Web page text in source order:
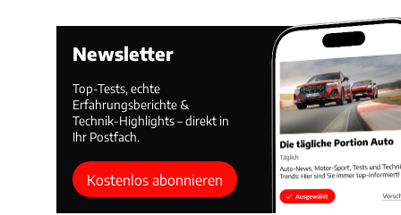
Newsletter
Top-Tests, echte
Erfahrungsberichte &
Technik-Highlights – direkt in
Ihr Postfach.
Kostenlos abonnieren